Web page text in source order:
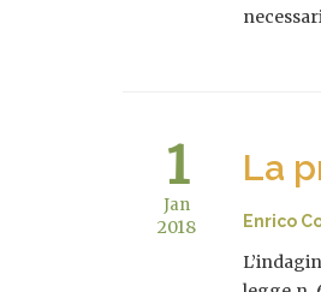
La
Enrico
1
Jan
2018